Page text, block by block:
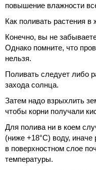
повышение влажности
Как поливать растения в
Конечно, вы не
Однако помните, что
нельзя.
Поливать следует либо
захода солнца.
Затем надо взрыхлить
чтобы корни получали
Для полива ни в коем
(ниже +18°C) воду, иначе
в поверхностном слое
температуры.